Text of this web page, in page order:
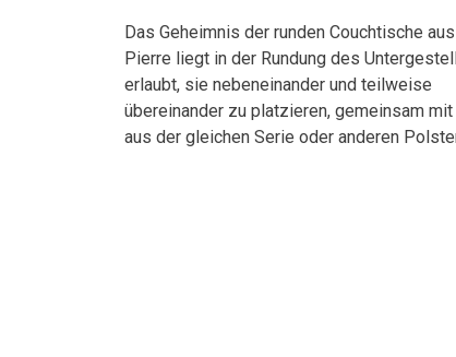
Das Geheimnis der runden Couchtische
Pierre liegt in der Rundung des
erlaubt, sie nebeneinander und teilweise
übereinander zu platzieren, gemeinsam
aus der gleichen Serie oder anderen